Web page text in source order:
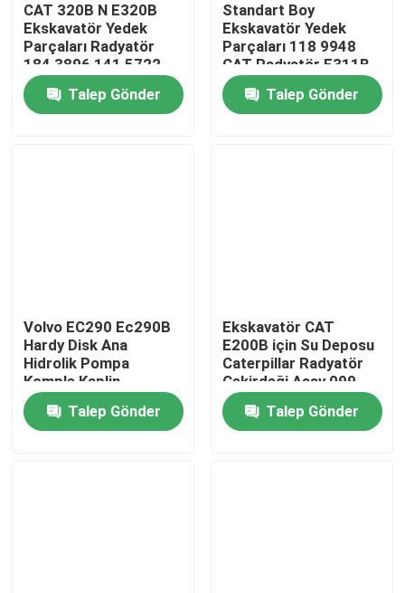
Ev
Kalite kontrol
Bize Ulaşın
CAT 320B N E320B
Ekskavatör Yedek
Parçaları Radyatör
184 3896 141 5722
Talep Gönder
Standart Boy
Ekskavatör Yedek
Parçaları 118 9948
CAT Radyatör E311B
E312B
Talep Gönder
Volvo EC290 Ec290B
Hardy Disk Ana
Hidrolik Pompa
Komple Kaplin
14524052 160H
Talep Gönder
Ekskavatör CAT
E200B için Su Deposu
Caterpillar Radyatör
Çekirdeği Assy 099
3559
Talep Gönder